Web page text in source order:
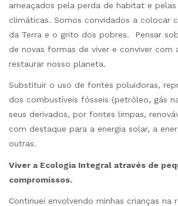
ameaçados pela perda de habitat e pelas
climáticas. Somos convidados a colocar
da Terra e o grito dos pobres. Pensar
de novas formas de viver e conviver com
restaurar nosso planeta.
Substituir o uso de fontes poluidoras,
dos combustíveis fósseis (petróleo, gás
seus derivados, por fontes limpas,
com destaque para a energia solar, a
outras.
Viver a Ecologia Integral através de
compromissos.
Continuei envolvendo minhas crianças na